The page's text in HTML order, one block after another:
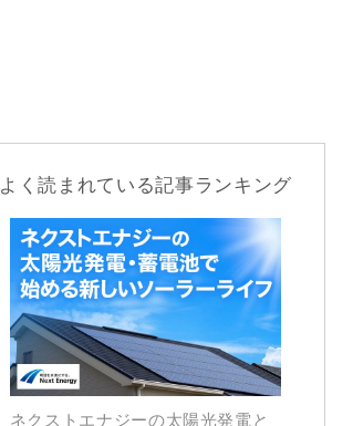
よく読まれている記事ランキング
ネクストエナジーの太陽光発電と